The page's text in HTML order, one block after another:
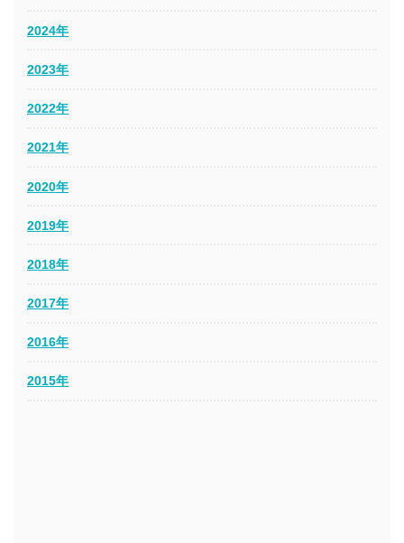
2024年
2023年
2022年
2021年
2020年
2019年
2018年
2017年
2016年
2015年